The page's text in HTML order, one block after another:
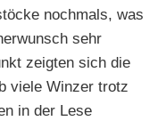
nochmals, was
sehr
zeigten sich die
viele Winzer trotz
in der Lese